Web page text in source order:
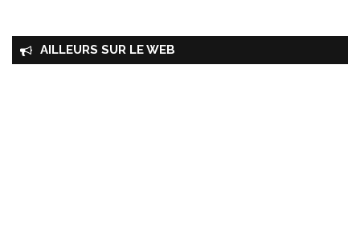
AILLEURS SUR LE WEB